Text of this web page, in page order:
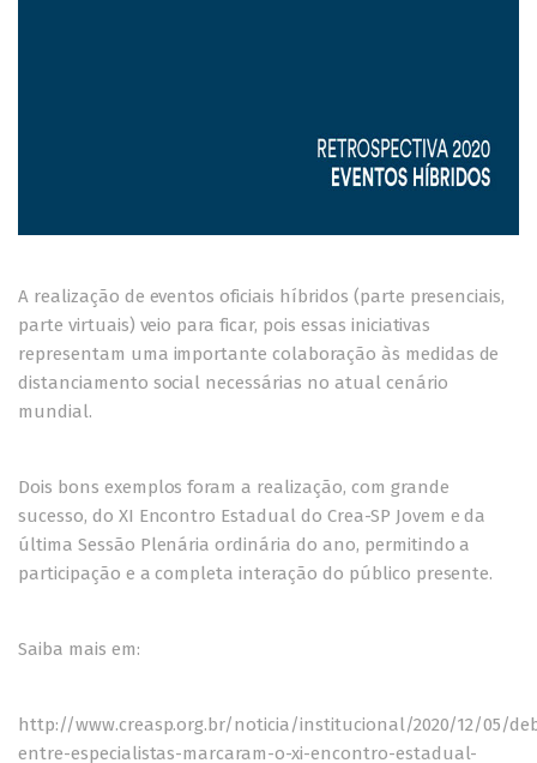
A realização de eventos oficiais híbridos (parte presenciais,
parte virtuais) veio para ficar, pois essas iniciativas
representam uma importante colaboração às medidas de
distanciamento social necessárias no atual cenário
mundial.
Dois bons exemplos foram a realização, com grande
sucesso, do XI Encontro Estadual do Crea-SP Jovem e da
última Sessão Plenária ordinária do ano, permitindo a
participação e a completa interação do público presente.
Saiba mais em:
http://www.creasp.org.br/noticia/institucional/2020/12/05/
entre-especialistas-marcaram-o-xi-encontro-estadual-